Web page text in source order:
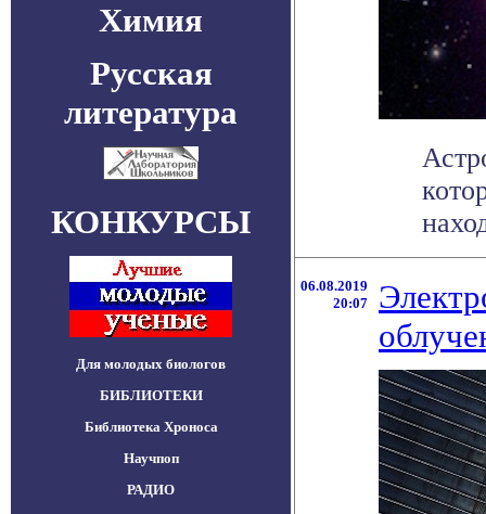
Химия
Русская
литература
КОНКУРСЫ
Для молодых биологов
БИБЛИОТЕКИ
Библиотека Хроноса
Научпоп
РАДИО
06.08.2019
20:07